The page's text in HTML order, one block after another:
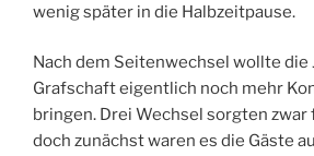
wenig später in die Halbzeitpause.
Nach dem Seitenwechsel wollte die
Grafschaft eigentlich noch mehr
bringen. Drei Wechsel sorgten
doch zunächst waren es die Gäste